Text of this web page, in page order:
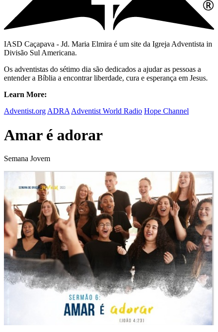
IASD Caçapava - Jd. Maria Elmira é um site da Igreja Adventista in
Divisão Sul Americana.
Os adventistas do sétimo dia são dedicados a ajudar as pessoas a
entender a Bíblia a encontrar liberdade, cura e esperança em Jesus.
Learn More:
Adventist.org ADRA Adventist World Radio Hope Channel
Amar é adorar
Semana Jovem